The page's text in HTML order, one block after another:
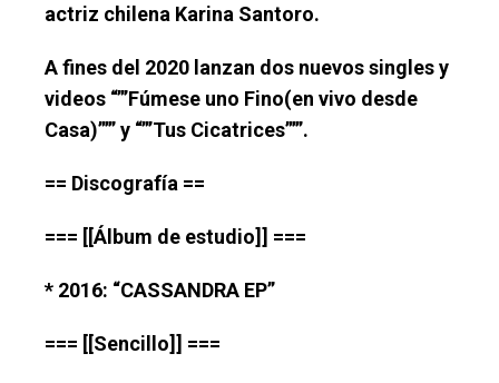
actriz chilena Karina Santoro.
A fines del 2020 lanzan dos nuevos singles y
videos “”’Fúmese uno Fino(en vivo desde
Casa)”’” y “”’Tus Cicatrices”’”.
== Discografía ==
=== [[Álbum de estudio]] ===
* 2016: “CASSANDRA EP”
=== [[Sencillo]] ===